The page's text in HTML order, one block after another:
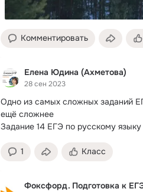
Комментировать
Елена Юдина (Ахметова)
28 сен 2023
Одно из самых сложных заданий
ещё сложнее
Задание 14 ЕГЭ по русскому
1 Класс
Фоксфорд. Подготовка к